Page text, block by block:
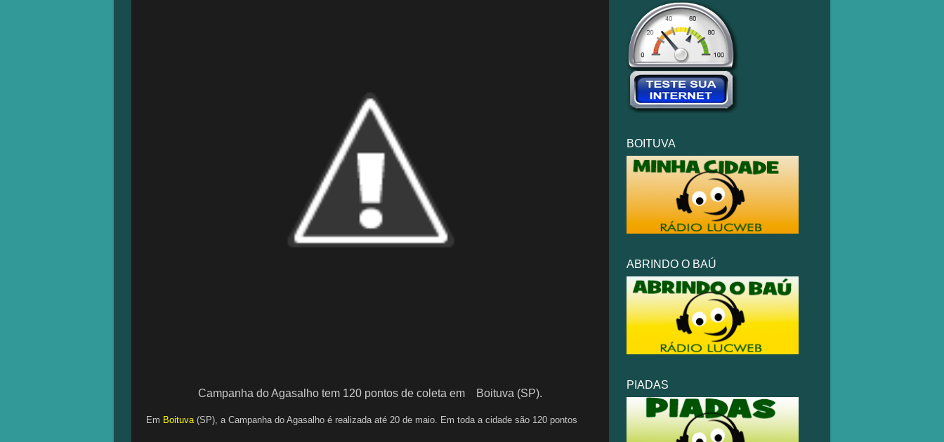
Campanha do Agasalho tem 120 pontos de coleta em Boituva (SP).
Em Boituva (SP), a Campanha do Agasalho é realizada até 20 de maio. Em toda a cidade são 120 pontos
BOITUVA
ABRINDO O BAÚ
PIADAS